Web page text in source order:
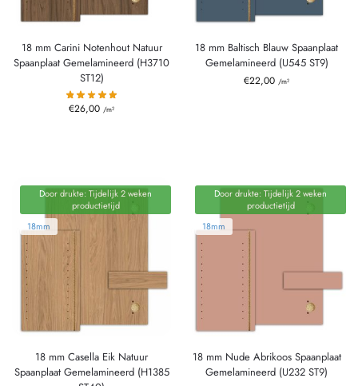
18 mm Carini Notenhout Natuur
Spaanplaat Gemelamineerd (H3710
ST12)
€26,00 /m²
18 mm Baltisch Blauw Spaanplaat
Gemelamineerd (U545 ST9)
€22,00 /m²
Door drukte: Tijdelijk 2 weken
productietijd
18mm
18 mm Casella Eik Natuur
Spaanplaat Gemelamineerd (H1385
Door drukte: Tijdelijk 2 weken
productietijd
18mm
18 mm Nude Abrikoos Spaanplaat
Gemelamineerd (U232 ST9)